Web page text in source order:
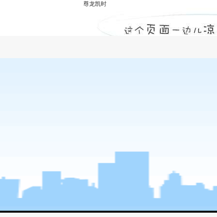
河南建基工程管理公司基本信息问答-尊龙
尊龙凯时